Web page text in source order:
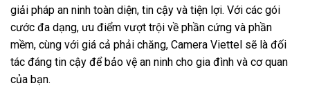
giải pháp an ninh toàn diện, tin cậy và tiện lợi. Với các gói
cước đa dạng, ưu điểm vượt trội về phần cứng và phần
mềm, cùng với giá cả phải chăng, Camera Viettel sẽ là đối
tác đáng tin cậy để bảo vệ an ninh cho gia đình và cơ quan
của bạn.